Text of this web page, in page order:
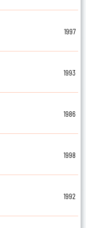
1997
1993
1986
1998
1992